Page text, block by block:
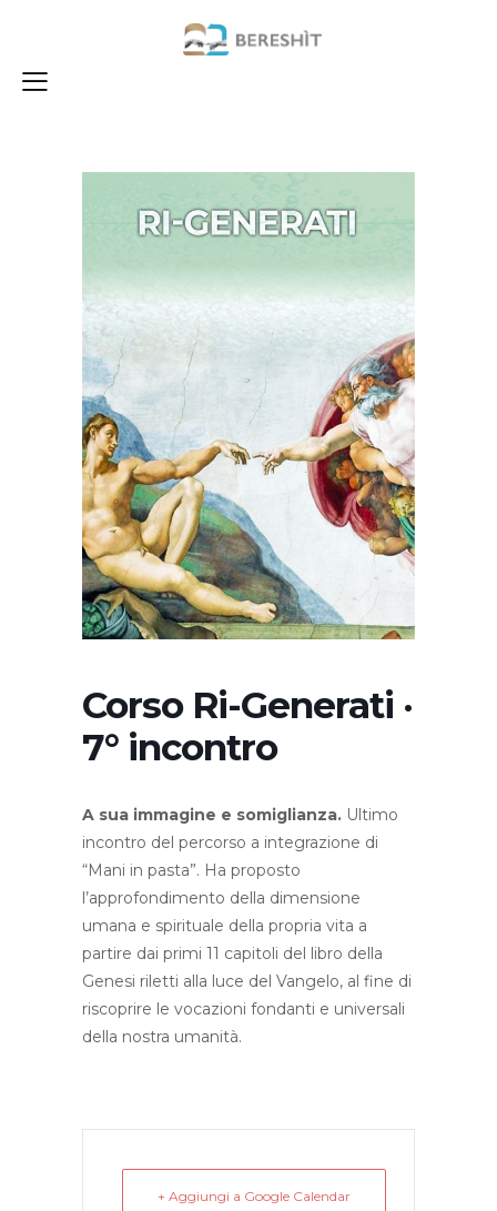
Corso Ri-Generati ·
7° incontro
A sua immagine e somiglianza. Ultimo
incontro del percorso a integrazione di
“Mani in pasta”. Ha proposto
l’approfondimento della dimensione
umana e spirituale della propria vita a
partire dai primi 11 capitoli del libro della
Genesi riletti alla luce del Vangelo, al fine di
riscoprire le vocazioni fondanti e universali
della nostra umanità.
+ Aggiungi a Google Calendar